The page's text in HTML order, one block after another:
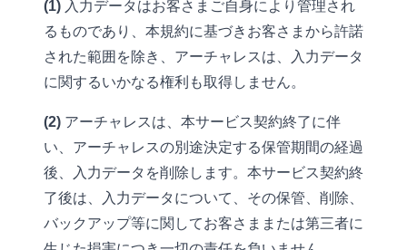
(1) 入力データはお客さまご自身により管理され
るものであり、本規約に基づきお客さまから許諾
された範囲を除き、アーチャレスは、入力データ
に関するいかなる権利も取得しません。
(2) アーチャレスは、本サービス契約終了に伴
い、アーチャレスの別途決定する保管期間の経過
後、入力データを削除します。本サービス契約終
了後は、入力データについて、その保管、削除、
バックアップ等に関してお客さままたは第三者に